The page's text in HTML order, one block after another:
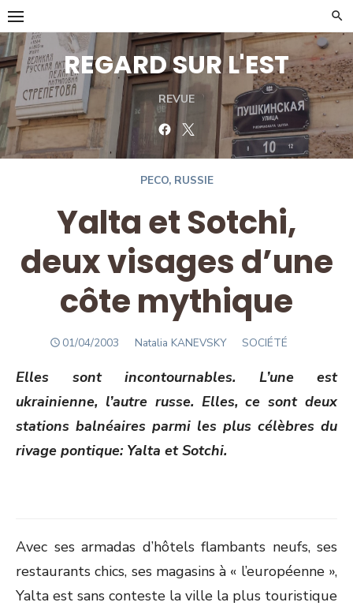
Skip
to
content
REGARD SUR L'EST
REVUE
FacebookTwitter
PECO, RUSSIE
Yalta et Sotchi,
deux visages d’une
côte mythique
POSTED
01/04/2003 Author
Natalia KANEVSKY SOCIÉTÉ
Elles sont incontournables. L’une est
ukrainienne, l’autre russe. Elles, ce sont deux
stations balnéaires parmi les plus célèbres du
rivage pontique: Yalta et Sotchi.
Avec ses armadas d’hôtels flambants neufs, ses
restaurants chics, ses magasins à « l’européenne »,
Yalta est sans conteste la ville la plus touristique